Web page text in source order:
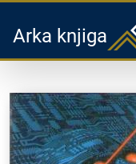
Arka knjiga